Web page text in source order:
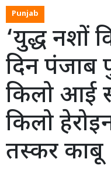
Punjab
‘युद्ध नशों
दिन पंजाब
किलो आई
किलो
तस्कर काबू